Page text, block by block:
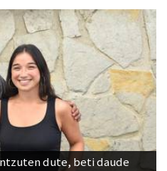
dute, beti daude